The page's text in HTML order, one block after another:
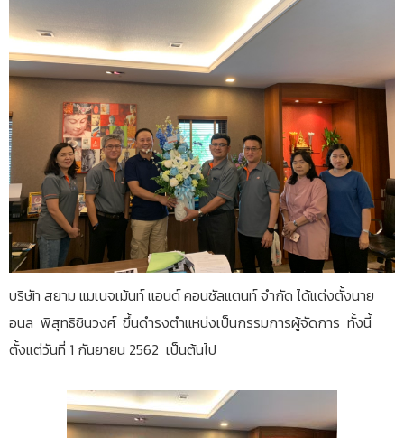
บริษัท สยาม แมเนจเม้นท์ แอนด์ คอนซัลแตนท์ จำกัด ได้แต่งตั้งนาย
อนล พิสุทธิชินวงศ์ ขึ้นดำรงตำแหน่งเป็นกรรมการผู้จัดการ ทั้งนี้
ตั้งแต่วันที่ 1 กันยายน 2562 เป็นต้นไป